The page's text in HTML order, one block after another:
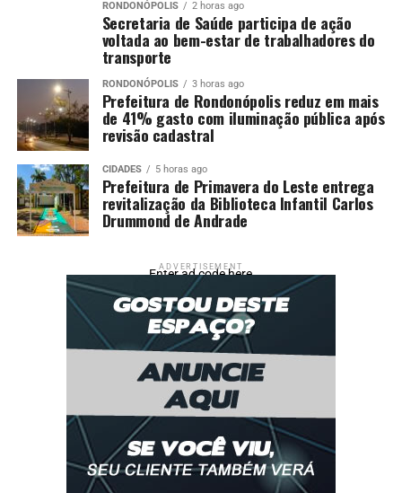
RONDONÓPOLIS 2 horas ago
Secretaria de Saúde participa de ação
voltada ao bem-estar de trabalhadores do
transporte
RONDONÓPOLIS 3 horas ago
Prefeitura de Rondonópolis reduz em mais
de 41% gasto com iluminação pública após
revisão cadastral
CIDADES 5 horas ago
Prefeitura de Primavera do Leste entrega
revitalização da Biblioteca Infantil Carlos
Drummond de Andrade
ADVERTISEMENT
Enter ad code here